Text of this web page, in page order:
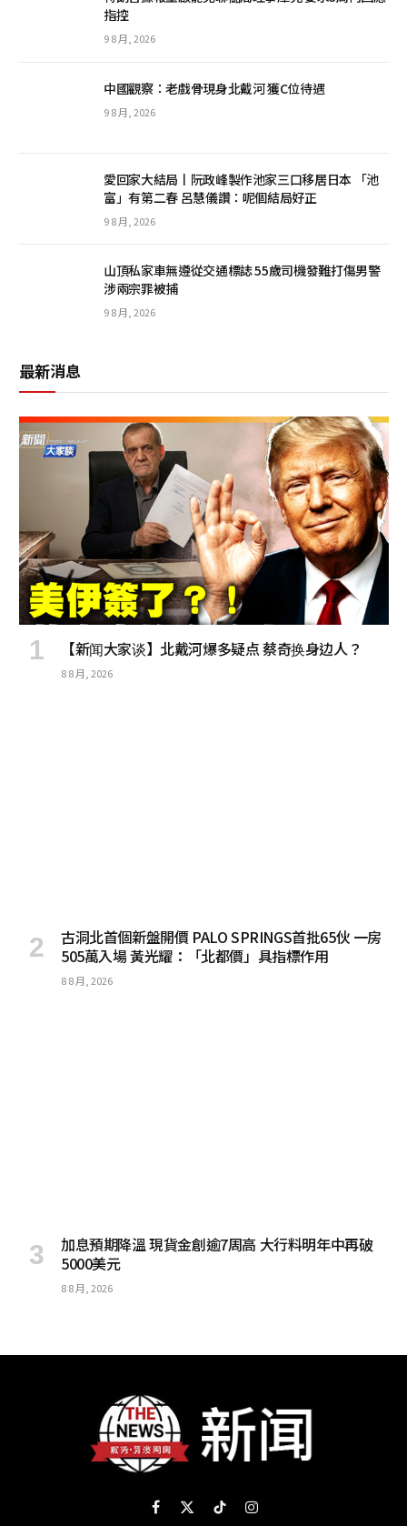
指控
9 8 月, 2026
中國觀察：老戲骨現身北戴河 獲C位待遇
9 8 月, 2026
愛回家大結局丨阮政峰製作池家三口移居日本 「池
富」有第二春 呂慧儀讚：呢個結局好正
9 8 月, 2026
山頂私家車無遵從交通標誌 55歲司機發難打傷男警
涉兩宗罪被捕
9 8 月, 2026
最新消息
【新闻大家谈】北戴河爆多疑点 蔡奇换身边人？
8 8 月, 2026
古洞北首個新盤開價 PALO SPRINGS首批65伙 一房
505萬入場 黃光耀：「北都價」具指標作用
8 8 月, 2026
加息預期降溫 現貨金創逾7周高 大行料明年中再破
5000美元
8 8 月, 2026
Facebook
X
TikTokInstagram